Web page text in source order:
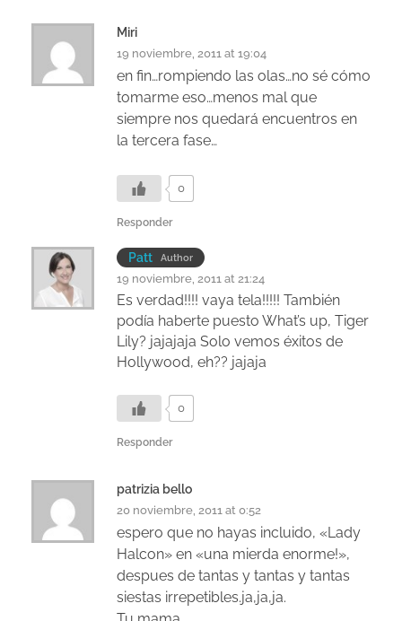
Miri
19 noviembre, 2011 at 19:04
en fin…rompiendo las olas…no sé cómo
tomarme eso…menos mal que
siempre nos quedará encuentros en
la tercera fase…
0
Responder
Patt Author
19 noviembre, 2011 at 21:24
Es verdad!!!! vaya tela!!!!! También
podía haberte puesto What’s up, Tiger
Lily? jajajaja Solo vemos éxitos de
Hollywood, eh?? jajaja
0
Responder
patrizia bello
20 noviembre, 2011 at 0:52
espero que no hayas incluido, «Lady
Halcon» en «una mierda enorme!»,
despues de tantas y tantas y tantas
siestas irrepetibles.ja,ja,ja.